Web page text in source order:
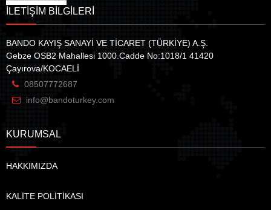
İLETİŞİM BİLGİLERİ
BANDO KAYIŞ SANAYİ VE TİCARET (TÜRKİYE) A.Ş.
Gebze OSB2 Mahallesi 1000.Cadde No:1018/1 41420
Çayırova/KOCAELİ
08507772687
info@bandoturkey.com
KURUMSAL
HAKKIMIZDA
KALİTE POLİTİKASI